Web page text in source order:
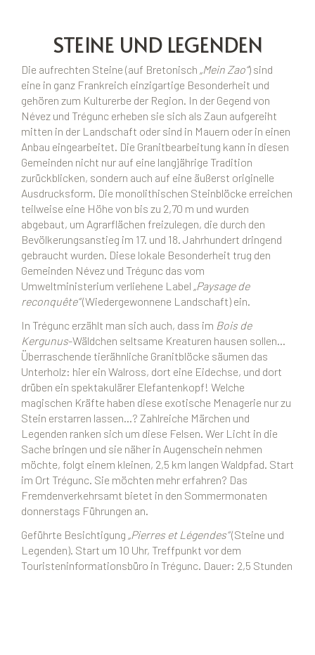
STEINE UND LEGENDEN
Die aufrechten Steine (auf Bretonisch „Mein Zao“) sind
eine in ganz Frankreich einzigartige Besonderheit und
gehören zum Kulturerbe der Region. In der Gegend von
Névez und Trégunc erheben sie sich als Zaun aufgereiht
mitten in der Landschaft oder sind in Mauern oder in einen
Anbau eingearbeitet. Die Granitbearbeitung kann in diesen
Gemeinden nicht nur auf eine langjährige Tradition
zurückblicken, sondern auch auf eine äußerst originelle
Ausdrucksform. Die monolithischen Steinblöcke erreichen
teilweise eine Höhe von bis zu 2,70 m und wurden
abgebaut, um Agrarflächen freizulegen, die durch den
Bevölkerungsanstieg im 17. und 18. Jahrhundert dringend
gebraucht wurden. Diese lokale Besonderheit trug den
Gemeinden Névez und Trégunc das vom
Umweltministerium verliehene Label „Paysage de
reconquête“(Wiedergewonnene Landschaft) ein.
In Trégunc erzählt man sich auch, dass im Bois de
Kergunus-Wäldchen seltsame Kreaturen hausen sollen…
Überraschende tierähnliche Granitblöcke säumen das
Unterholz: hier ein Walross, dort eine Eidechse, und dort
drüben ein spektakulärer Elefantenkopf! Welche
magischen Kräfte haben diese exotische Menagerie nur zu
Stein erstarren lassen…? Zahlreiche Märchen und
Legenden ranken sich um diese Felsen. Wer Licht in die
Sache bringen und sie näher in Augenschein nehmen
möchte, folgt einem kleinen, 2,5 km langen Waldpfad. Start
im Ort Trégunc. Sie möchten mehr erfahren? Das
Fremdenverkehrsamt bietet in den Sommermonaten
donnerstags Führungen an.
Geführte Besichtigung „Pierres et Légendes“(Steine und
Legenden). Start um 10 Uhr, Treffpunkt vor dem
Touristeninformationsbüro in Trégunc. Dauer: 2,5 Stunden